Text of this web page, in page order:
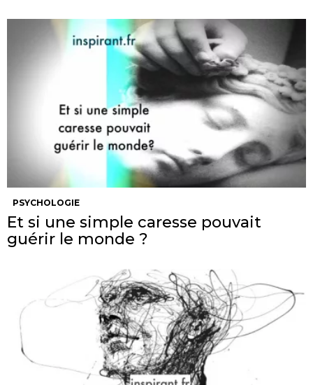
PSYCHOLOGIE
Et si une simple caresse pouvait
guérir le monde ?